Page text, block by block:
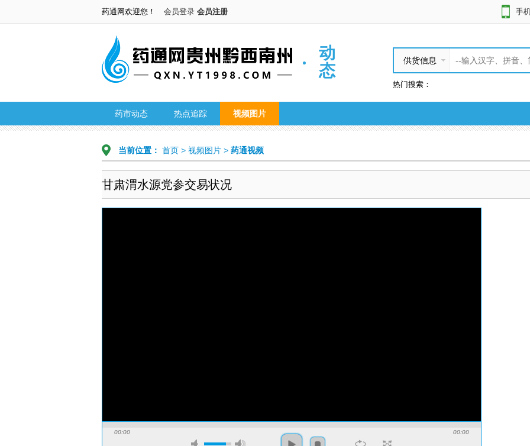
药通网欢迎您！ 会员登录 会员注册 手
动
态
供货信息
热门搜索：
药市动态 热点追踪 视频图片
当前位置： 首页 > 视频图片 > 药通视频
甘肃渭水源党参交易状况
00:00 00:00